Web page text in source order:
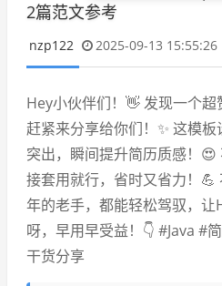
2篇范文参考
nzp122 2025-09-13 15:55:26
Hey小伙伴们！👋 发现一个超
赶紧来分享给你们！✨ 这模
突出，瞬间提升简历质感！
接套用就行，省时又省力！
年的老手，都能轻松驾驭，让
呀，早用早受益！👇 #Java #
干货分享